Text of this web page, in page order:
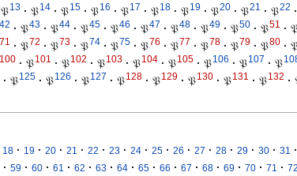
𝔓13 · 𝔓14 · 𝔓15 · 𝔓16 · 𝔓17 · 𝔓18 · 𝔓19 · 𝔓20 · 𝔓21 · 𝔓22 ·
42 · 𝔓43 · 𝔓44 · 𝔓45 · 𝔓46 · 𝔓47 · 𝔓48 · 𝔓49 · 𝔓50 · 𝔓51 ·
71 · 𝔓72 · 𝔓73 · 𝔓74 · 𝔓75 · 𝔓76 · 𝔓77 · 𝔓78 · 𝔓79 · 𝔓80 ·
100 · 𝔓101 · 𝔓102 · 𝔓103 · 𝔓104 · 𝔓105 · 𝔓106 · 𝔓107 · 𝔓
· 𝔓125 · 𝔓126 · 𝔓127 · 𝔓128 · 𝔓129 · 𝔓130 · 𝔓131 · 𝔓132 ·
18 · 19 · 20 · 21 · 22 · 23 · 24 · 25 · 26 · 27 · 28 · 29 · 30 · 31 ·
· 59 · 60 · 61 · 62 · 63 · 64 · 65 · 66 · 67 · 68 · 69 · 70 · 71 · 72